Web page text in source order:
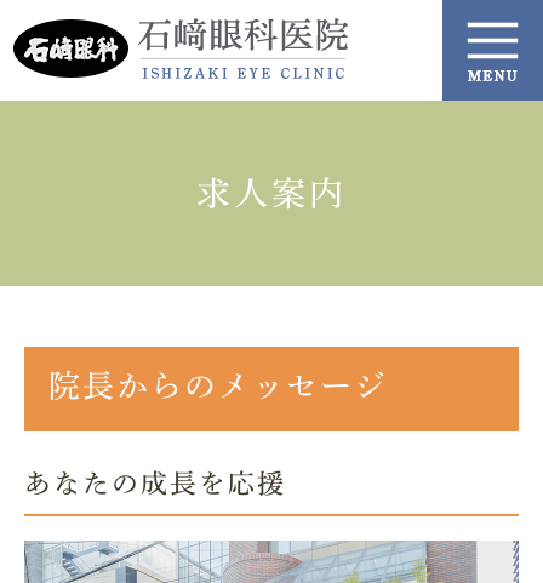
求人案内
院長からのメッセージ
あなたの成長を応援